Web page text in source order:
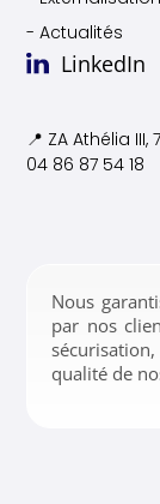
- Actualités
LinkedIn
📍 ZA Athélia III,
04 86 87 54 18
Nous
par nos
qualité de